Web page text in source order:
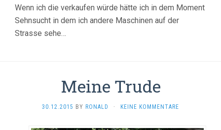
Wenn ich die verkaufen würde hätte ich in dem Moment
Sehnsucht in dem ich andere Maschinen auf der
Strasse sehe…
Meine Trude
30.12.2015 BY RONALD · KEINE KOMMENTARE